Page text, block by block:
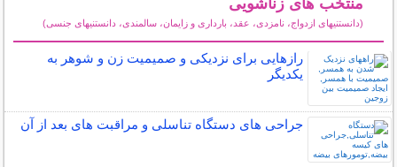
(دانستنیهای ازدواج، نامزدی، عقد، بارداری و زایمان، سالمندی، دانستنیهای جنسی)
رازهایی برای نزدیکی و صمیمیت زن و شوهر به
یکدیگر
جراحی های دستگاه تناسلی و مراقبت های بعد از آن